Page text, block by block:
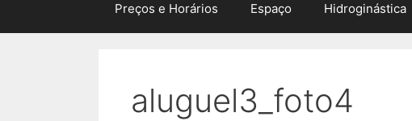
Preços e Horários Espaço Hidroginástica
aluguel3_foto4